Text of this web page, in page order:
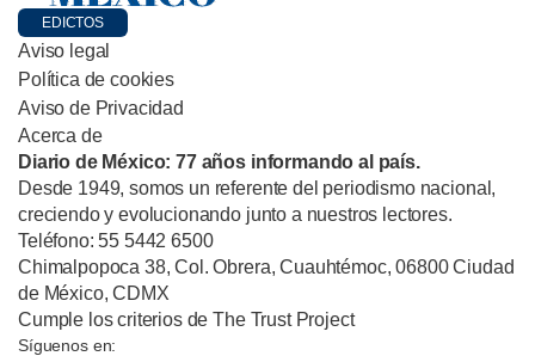
EDICTOS
Aviso legal
Política de cookies
Aviso de Privacidad
Acerca de
Diario de México: 77 años informando al país.
Desde 1949, somos un referente del periodismo nacional,
creciendo y evolucionando junto a nuestros lectores.
Teléfono: 55 5442 6500
Chimalpopoca 38, Col. Obrera, Cuauhtémoc, 06800 Ciudad
de México, CDMX
Cumple los criterios de The Trust Project
Síguenos en: